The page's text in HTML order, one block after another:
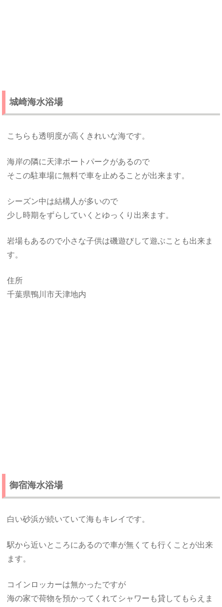
城崎海水浴場
こちらも透明度が高くきれいな海です。
海岸の隣に天津ポートパークがあるので
そこの駐車場に無料で車を止めることが出来ます。
シーズン中は結構人が多いので
少し時期をずらしていくとゆっくり出来ます。
岩場もあるので小さな子供は磯遊びして遊ぶことも出来ま
す。
住所
千葉県鴨川市天津地内
御宿海水浴場
白い砂浜が続いていて海もキレイです。
駅から近いところにあるので車が無くても行くことが出来
ます。
コインロッカーは無かったですが
海の家で荷物を預かってくれてシャワーも貸してもらえま